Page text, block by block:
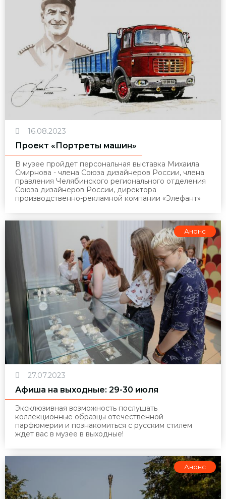
16.08.2023
Проект «Портреты машин»
В музее пройдет персональная выставка Михаила
Смирнова - члена Союза дизайнеров России, члена
правления Челябинского регионального отделения
Союза дизайнеров России, директора
производственно-рекламной компании «Элефант»
Анонс
27.07.2023
Афиша на выходные: 29-30 июля
Эксклюзивная возможность послушать
коллекционные образцы отечественной
парфюмерии и познакомиться с русским стилем
ждет вас в музее в выходные!
Анонс